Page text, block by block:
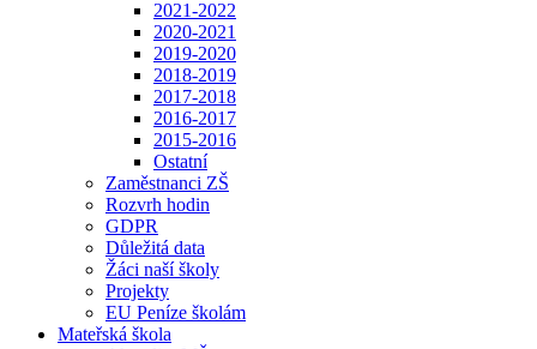
2021-2022
2020-2021
2019-2020
2018-2019
2017-2018
2016-2017
2015-2016
Ostatní
Zaměstnanci ZŠ
Rozvrh hodin
GDPR
Důležitá data
Žáci naší školy
Projekty
EU Peníze školám
Mateřská škola